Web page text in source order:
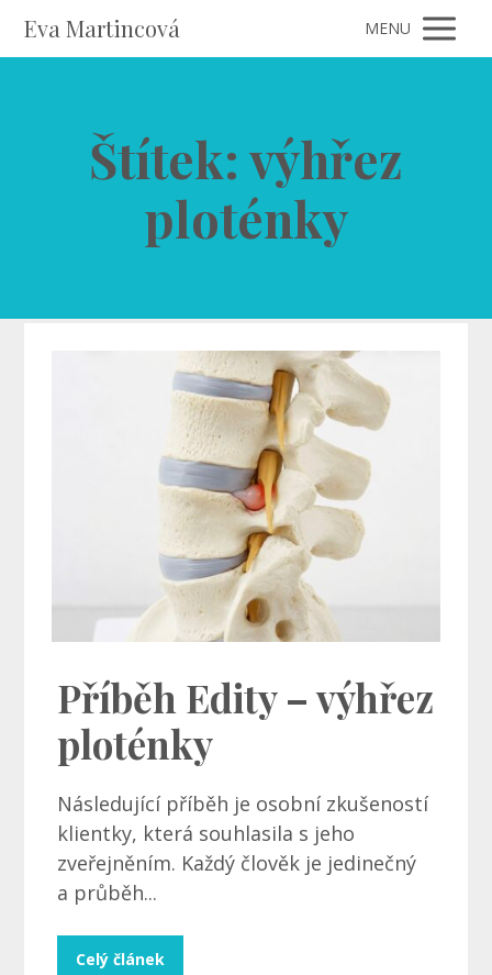
Eva Martincová MENU
Štítek: výhřez
ploténky
Příběh Edity – výhřez
ploténky
Následující příběh je osobní zkušeností
klientky, která souhlasila s jeho
zveřejněním. Každý člověk je jedinečný
a průběh...
Celý článek